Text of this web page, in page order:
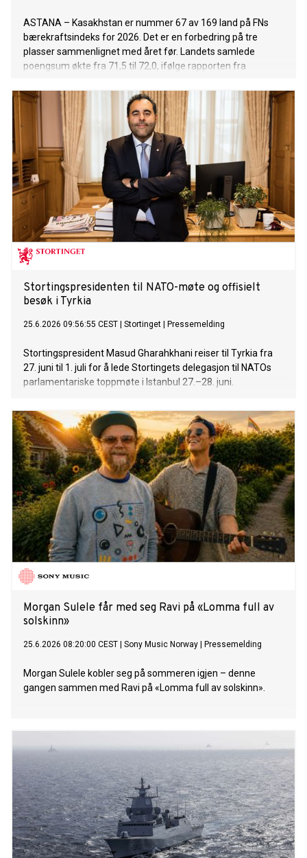
ASTANA – Kasakhstan er nummer 67 av 169 land på FNs
bærekraftsindeks for 2026. Det er en forbedring på tre
plasser sammenlignet med året før. Landets samlede
poengsum økte fra 71,5 til 72,0, ifølge rapporten fra
Stortingspresidenten til NATO-møte og offisielt
besøk i Tyrkia
25.6.2026 09:56:55 CEST Stortinget Pressemelding
Stortingspresident Masud Gharahkhani reiser til Tyrkia fra
27. juni til 1. juli for å lede Stortingets delegasjon til NATOs
parlamentariske toppmøte i Istanbul 27.–28. juni.
Morgan Sulele får med seg Ravi på «Lomma full av
solskinn»
25.6.2026 08:20:00 CEST Sony Music Norway Pressemelding
Morgan Sulele kobler seg på sommeren igjen – denne
gangen sammen med Ravi på «Lomma full av solskinn».